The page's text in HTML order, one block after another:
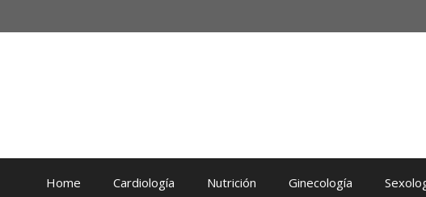
Home Cardiología Nutrición Ginecología